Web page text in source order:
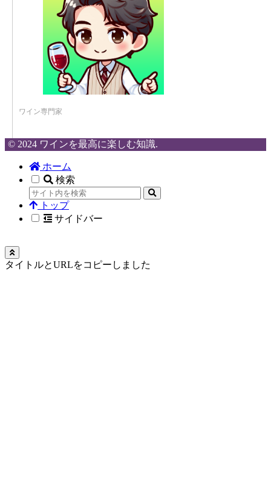
ワイン専門家
© 2024 ワインを最高に楽しむ知識.
ホーム
検索
トップ
サイドバー
タイトルとURLをコピーしました